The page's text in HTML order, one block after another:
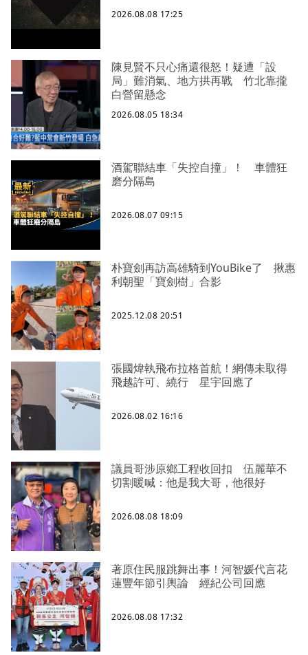
2026.08.08 17:25
陳見賢不只心痛還很怒！疑遭「設
局」難消氣、地方拱再戰 竹北靠攏
白營留懸念
2026.08.05 18:34
酒駕聯結車「失控自撞」！ 車體狂
磨分隔島
2026.08.07 09:15
朴寶劍再訪高雄騎到YouBike了 揪惠
利朝聖「寶劍樹」合影
2025.12.08 20:51
張國煒執飛布拉格首航！網傳未取得
飛越許可、繞行 星宇回應了
2026.08.02 16:16
議員哥涉原鄉工程收回扣 伍麗華不
切割暖喊：他是我大哥，他很好
2026.08.08 18:09
著原住民服跳舞出事！河智媛代言花
蓮豐年節引輿論 經紀公司回應
2026.08.08 17:32